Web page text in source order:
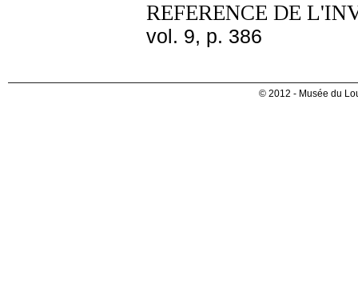
REFERENCE DE
vol. 9, p. 386
© 2012 - Musée du